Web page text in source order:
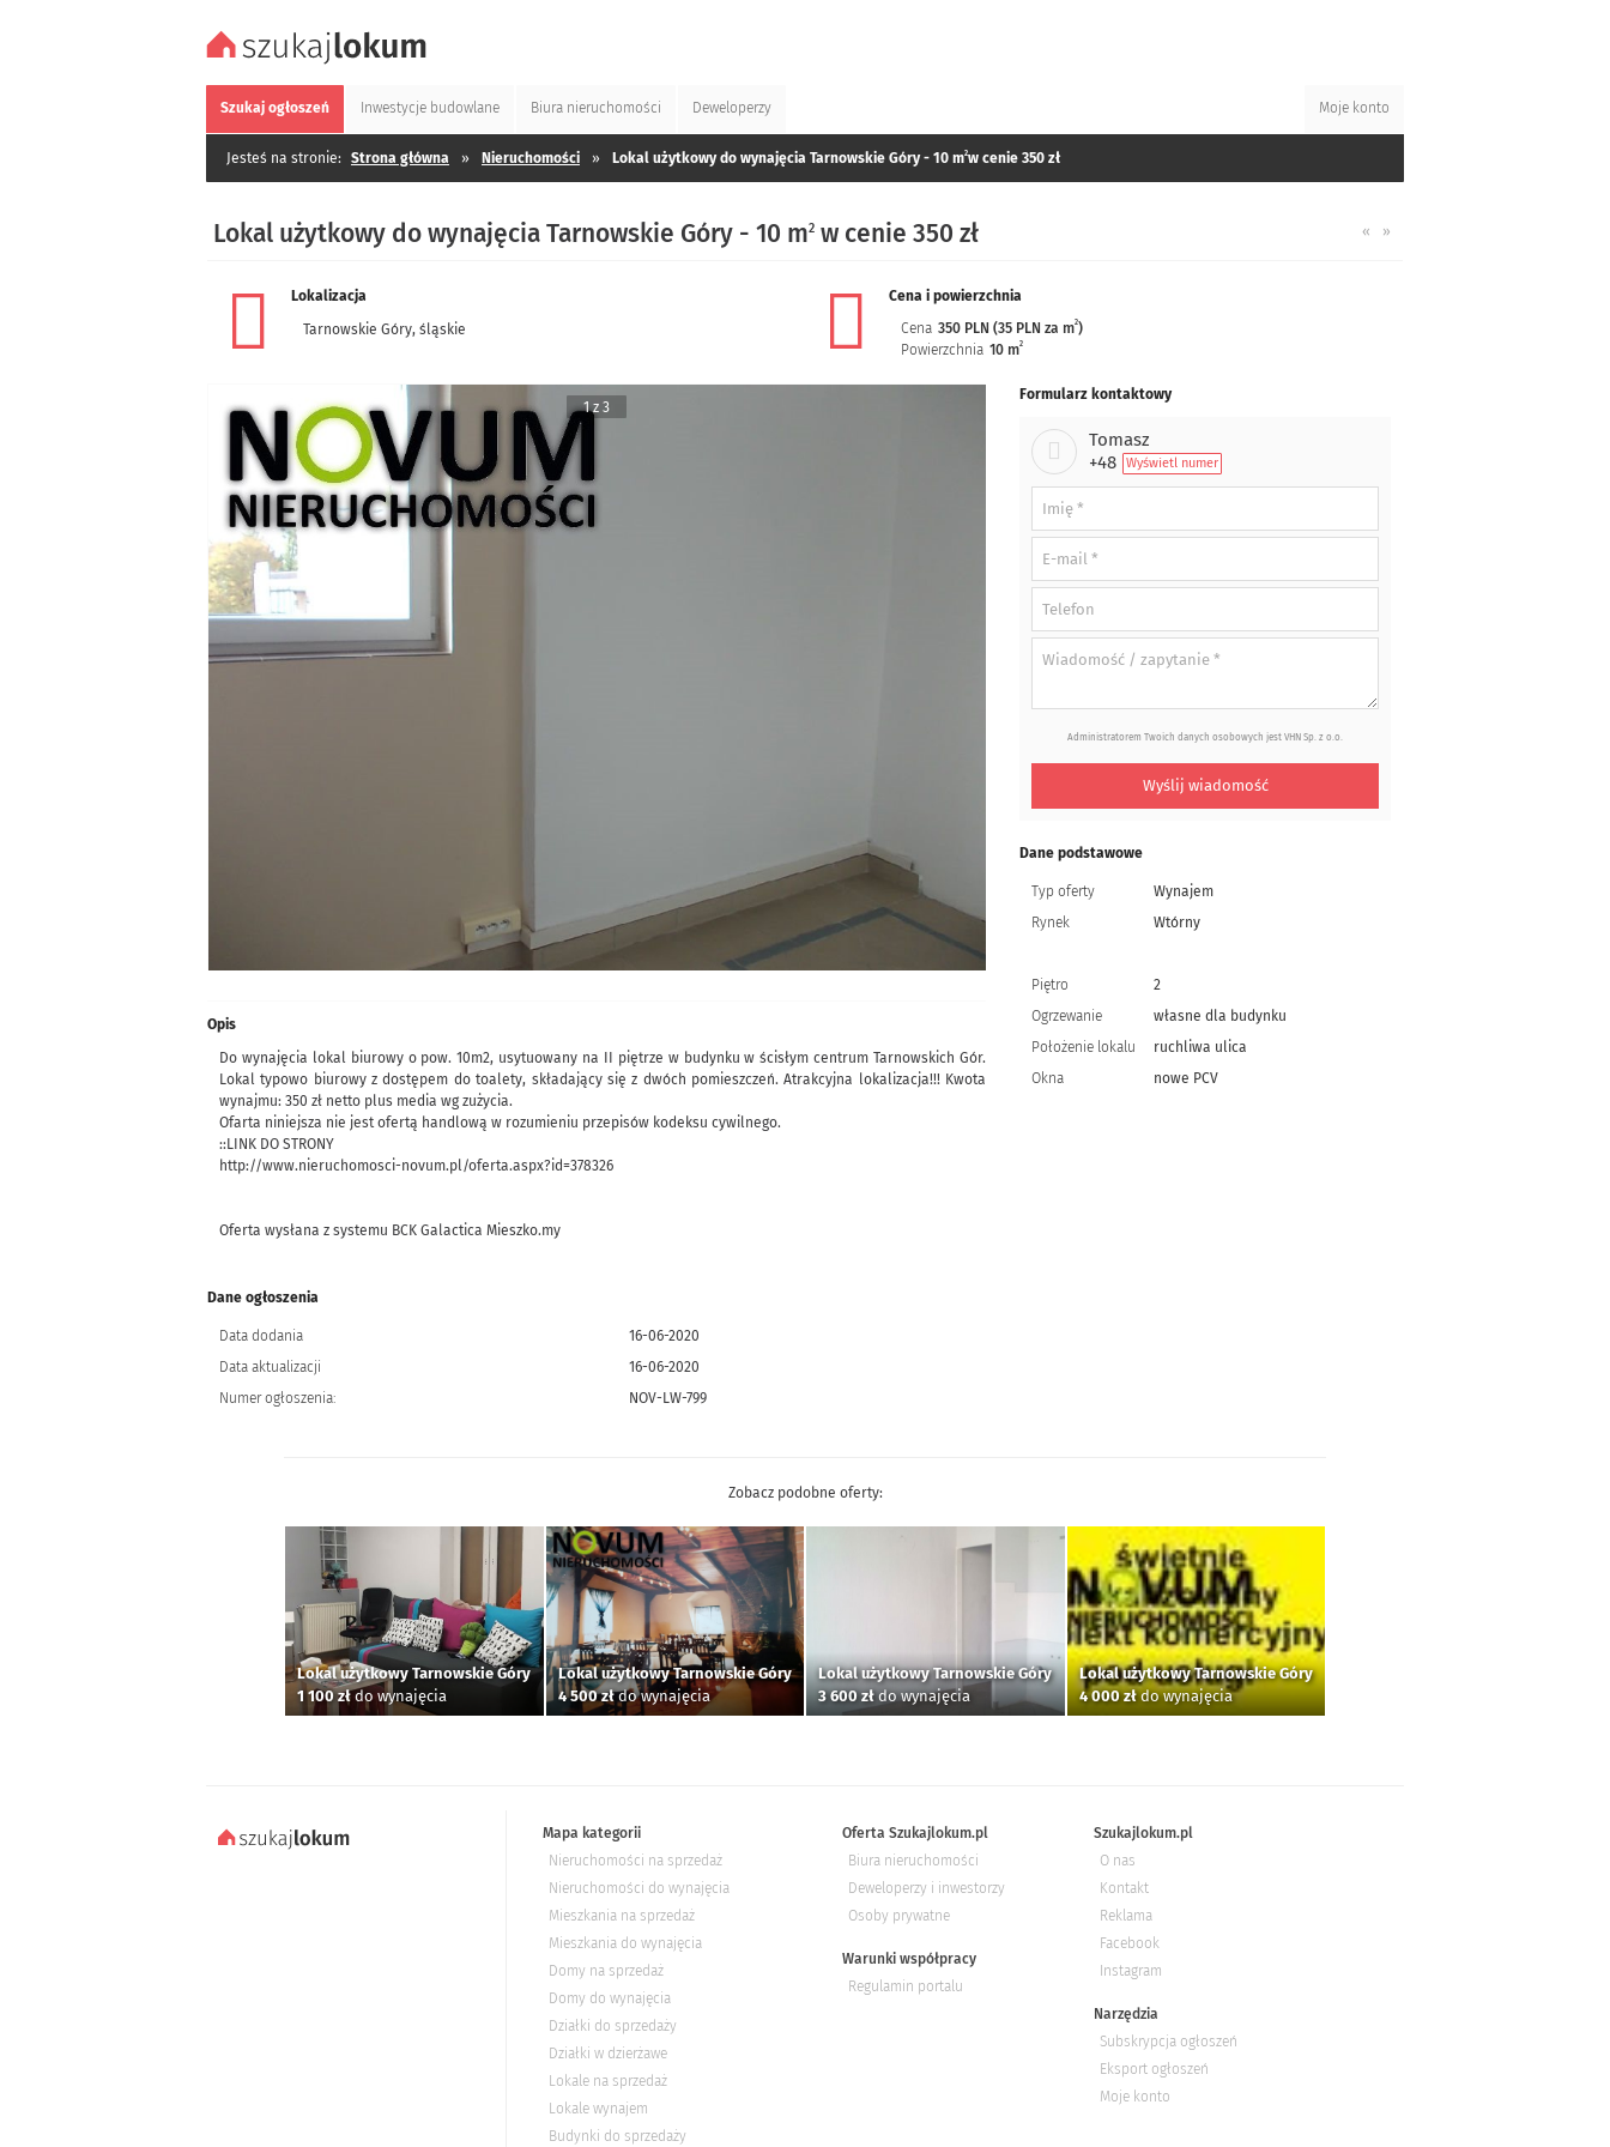
Szukaj ogłoszeń Inwestycje budowlane Biura nieruchomości Deweloperzy Moje konto
Jesteś na stronie: Strona główna » Nieruchomości » Lokal użytkowy do wynajęcia Tarnowskie Góry - 10 m2w cenie 350 zł
« »
Lokal użytkowy do wynajęcia Tarnowskie Góry - 10 m2 w cenie 350 zł
Lokalizacja
Tarnowskie Góry, śląskie
Cena i powierzchnia
Cena 350 PLN (35 PLN za m2)
Powierzchnia 10 m2
1 z 3
Opis
Do wynajęcia lokal biurowy o pow. 10m2, usytuowany na II piętrze w budynku w ścisłym centrum Tarnowskich Gór.
Lokal typowo biurowy z dostępem do toalety, składający się z dwóch pomieszczeń. Atrakcyjna lokalizacja!!! Kwota
wynajmu: 350 zł netto plus media wg zużycia.
Ofarta niniejsza nie jest ofertą handlową w rozumieniu przepisów kodeksu cywilnego.
::LINK DO STRONY
http://www.nieruchomosci-novum.pl/oferta.aspx?id=378326
Oferta wysłana z systemu BCK Galactica Mieszko.my
Formularz kontaktowy
Tomasz
+48
Wyświetl numer
Administratorem Twoich danych osobowych jest VHN Sp. z o.o.
Wyślij wiadomość
Dane podstawowe
Typ oferty
Wynajem
Rynek
Wtórny
Piętro
2
Ogrzewanie
własne dla budynku
Położenie lokalu
ruchliwa ulica
Okna
nowe PCV
Dane ogłoszenia
Data dodania
16-06-2020
Data aktualizacji
16-06-2020
Numer ogłoszenia:
NOV-LW-799
Zobacz podobne oferty:
Lokal użytkowy Tarnowskie Góry
1 100 złdo wynajęcia
Lokal użytkowy Tarnowskie Góry
4 500 złdo wynajęcia
Lokal użytkowy Tarnowskie Góry
3 600 złdo wynajęcia
Lokal użytkowy Tarnowskie Góry
4 000 złdo wynajęcia
Mapa kategorii
Nieruchomości na sprzedaż
Nieruchomości do wynajęcia
Mieszkania na sprzedaż
Mieszkania do wynajęcia
Domy na sprzedaż
Domy do wynajęcia
Działki do sprzedaży
Działki w dzierżawe
Lokale na sprzedaż
Lokale wynajem
Budynki do sprzedaży
Oferta Szukajlokum.pl
Biura nieruchomości
Deweloperzy i inwestorzy
Osoby prywatne
Warunki współpracy
Regulamin portalu
Szukajlokum.pl
O nas
Kontakt
Reklama
Facebook
Instagram
Narzędzia
Subskrypcja ogłoszeń
Eksport ogłoszeń
Moje konto